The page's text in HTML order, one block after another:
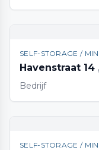
SELF-STORAGE /
Havenstraat 14
Bedrijf
SELF-STORAGE /